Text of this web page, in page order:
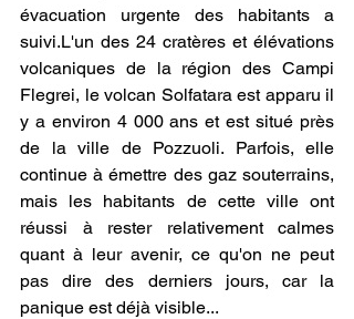
évacuation urgente des habitants a
suivi.L'un des 24 cratères et élévations
volcaniques de la région des Campi
Flegrei, le volcan Solfatara est apparu il
y a environ 4 000 ans et est situé près
de la ville de Pozzuoli. Parfois, elle
continue à émettre des gaz souterrains,
mais les habitants de cette ville ont
réussi à rester relativement calmes
quant à leur avenir, ce qu'on ne peut
pas dire des derniers jours, car la
panique est déjà visible...